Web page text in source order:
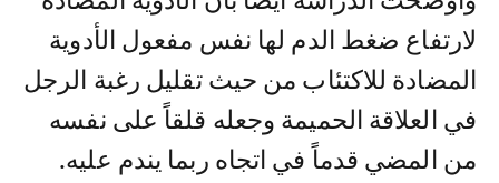
لارتفاع ضغط الدم لها نفس مفعول الأدوية
المضادة للاكتئاب من حيث تقليل رغبة الرجل
في العلاقة الحميمة وجعله قلقاً على نفسه
من المضي قدماً في اتجاه ربما يندم عليه.